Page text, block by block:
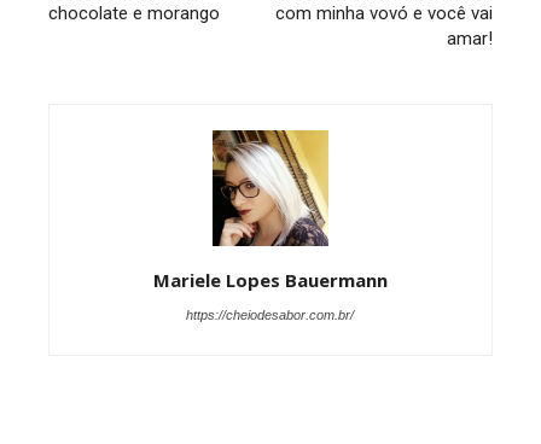
chocolate e morango
com minha vovó e você vai
amar!
Mariele Lopes Bauermann
https://cheiodesabor.com.br/